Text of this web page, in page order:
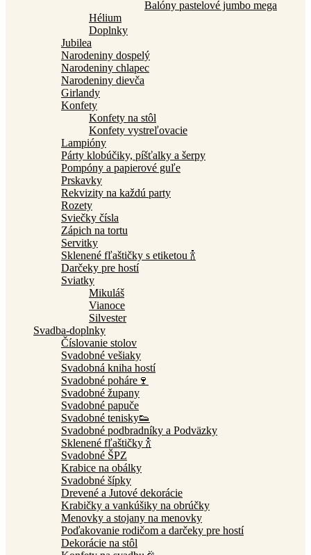
Balóny pastelové jumbo mega
Hélium
Doplnky
Jubilea
Narodeniny dospelý
Narodeniny chlapec
Narodeniny dievča
Girlandy
Konfety
Konfety na stôl
Konfety vystreľovacie
Lampióny
Párty klobúčiky, píšťalky a šerpy
Pompóny a papierové guľe
Prskavky
Rekvizity na každú party
Rozety
Sviečky čísla
Zápich na tortu
Servitky
Sklenené fľaštičky s etiketou 🍾
Darčeky pre hostí
Sviatky
Mikuláš
Vianoce
Silvester
Svadba-doplnky
Číslovanie stolov
Svadobné vešiaky
Svadobná kniha hostí
Svadobné poháre🍷
Svadobné župany
Svadobné papuče
Svadobné tenisky👟
Svadobné podbradníky a Podväzky
Sklenené fľaštičky 🍾
Svadobné ŠPZ
Krabice na obálky
Svadobné šípky
Drevené a Jutové dekorácie
Krabičky a vankúšiky na obrúčky
Menovky a stojany na menovky
Poďakovanie rodičom a darčeky pre hostí
Dekorácie na stôl